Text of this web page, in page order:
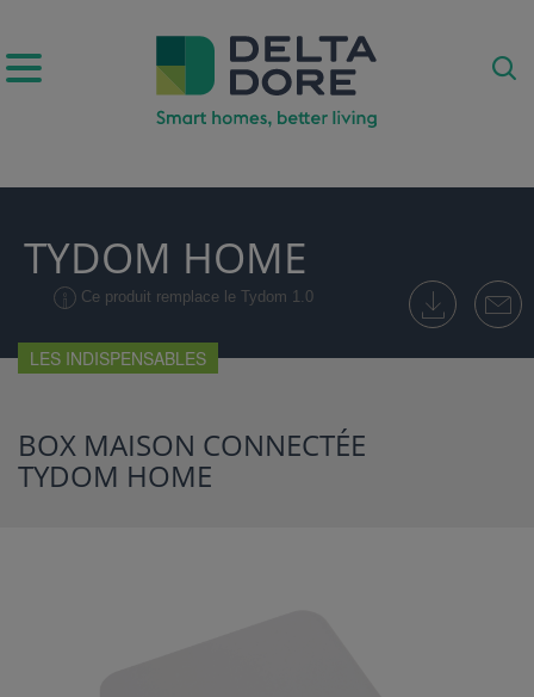
& SERVICES)
TYDOM HOME
Ce produit remplace le Tydom 1.0
LES INDISPENSABLES
BOX MAISON CONNECTÉE
TYDOM HOME